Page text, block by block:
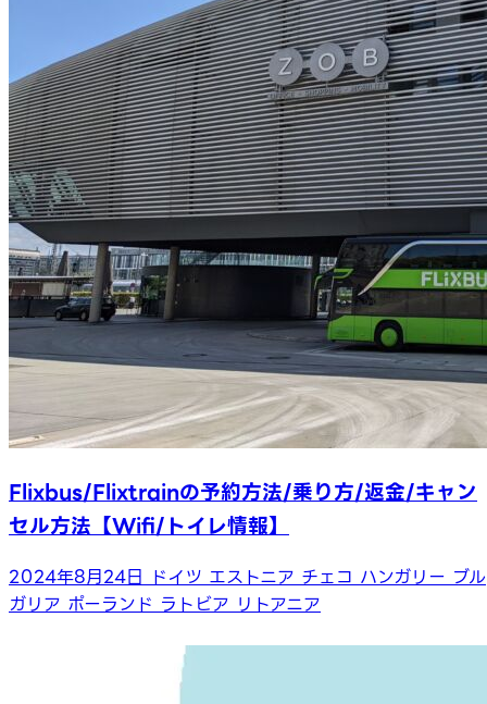
Flixbus/Flixtrainの予約方法/乗り方/返金/キャン
セル方法【Wifi/トイレ情報】
2024年8月24日 ドイツ エストニア チェコ ハンガリー ブル
ガリア ポーランド ラトビア リトアニア